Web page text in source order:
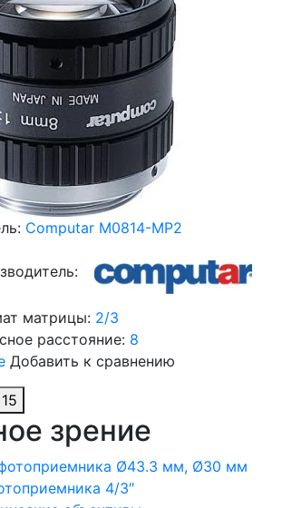
Computar M0814-MP2
матрицы: 2/3
расстояние: 8
Добавить к сравнению
зрение
Ø43.3 мм, Ø30 мм
4/3″